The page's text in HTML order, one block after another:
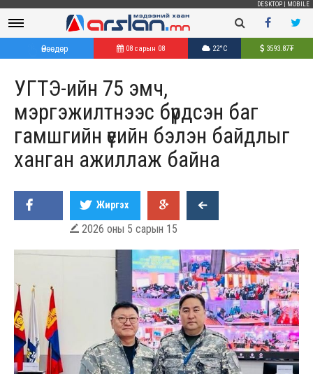
DESKTOP MOBILE
Өнөөдөр 08 сарын 08 22°C 3593.87₮
УГТЭ-ийн 75 эмч,
мэргэжилтнээс бүрдсэн баг
гамшгийн үеийн бэлэн байдлыг
ханган ажиллаж байна
Жиргэх
 2026 оны 5 сарын 15